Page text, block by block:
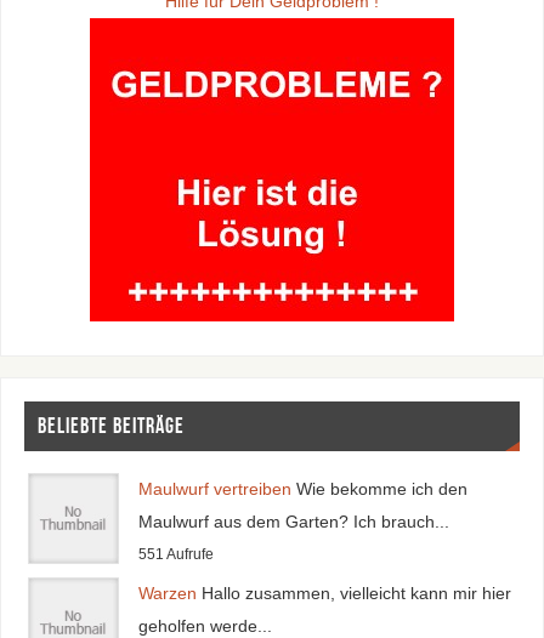
Beliebte Beiträge
Maulwurf vertreiben Wie bekomme ich den
Maulwurf aus dem Garten? Ich brauch...
551 Aufrufe
Warzen Hallo zusammen, vielleicht kann mir hier
geholfen werde...